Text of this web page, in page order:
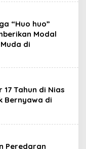
“Huo huo”
Modal
di
Tahun di Nias
Bernyawa di
Peredaran